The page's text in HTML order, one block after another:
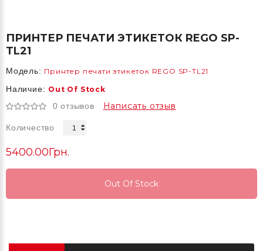
ПРИНТЕР ПЕЧАТИ ЭТИКЕТОК REGO SP-
TL21
Модель: Принтер печати этикеток REGO SP-TL21
Наличие: Out Of Stock
0 отзывов Написать отзыв
Количество
5400.00Грн.
Out Of Stock
Out Of Stock